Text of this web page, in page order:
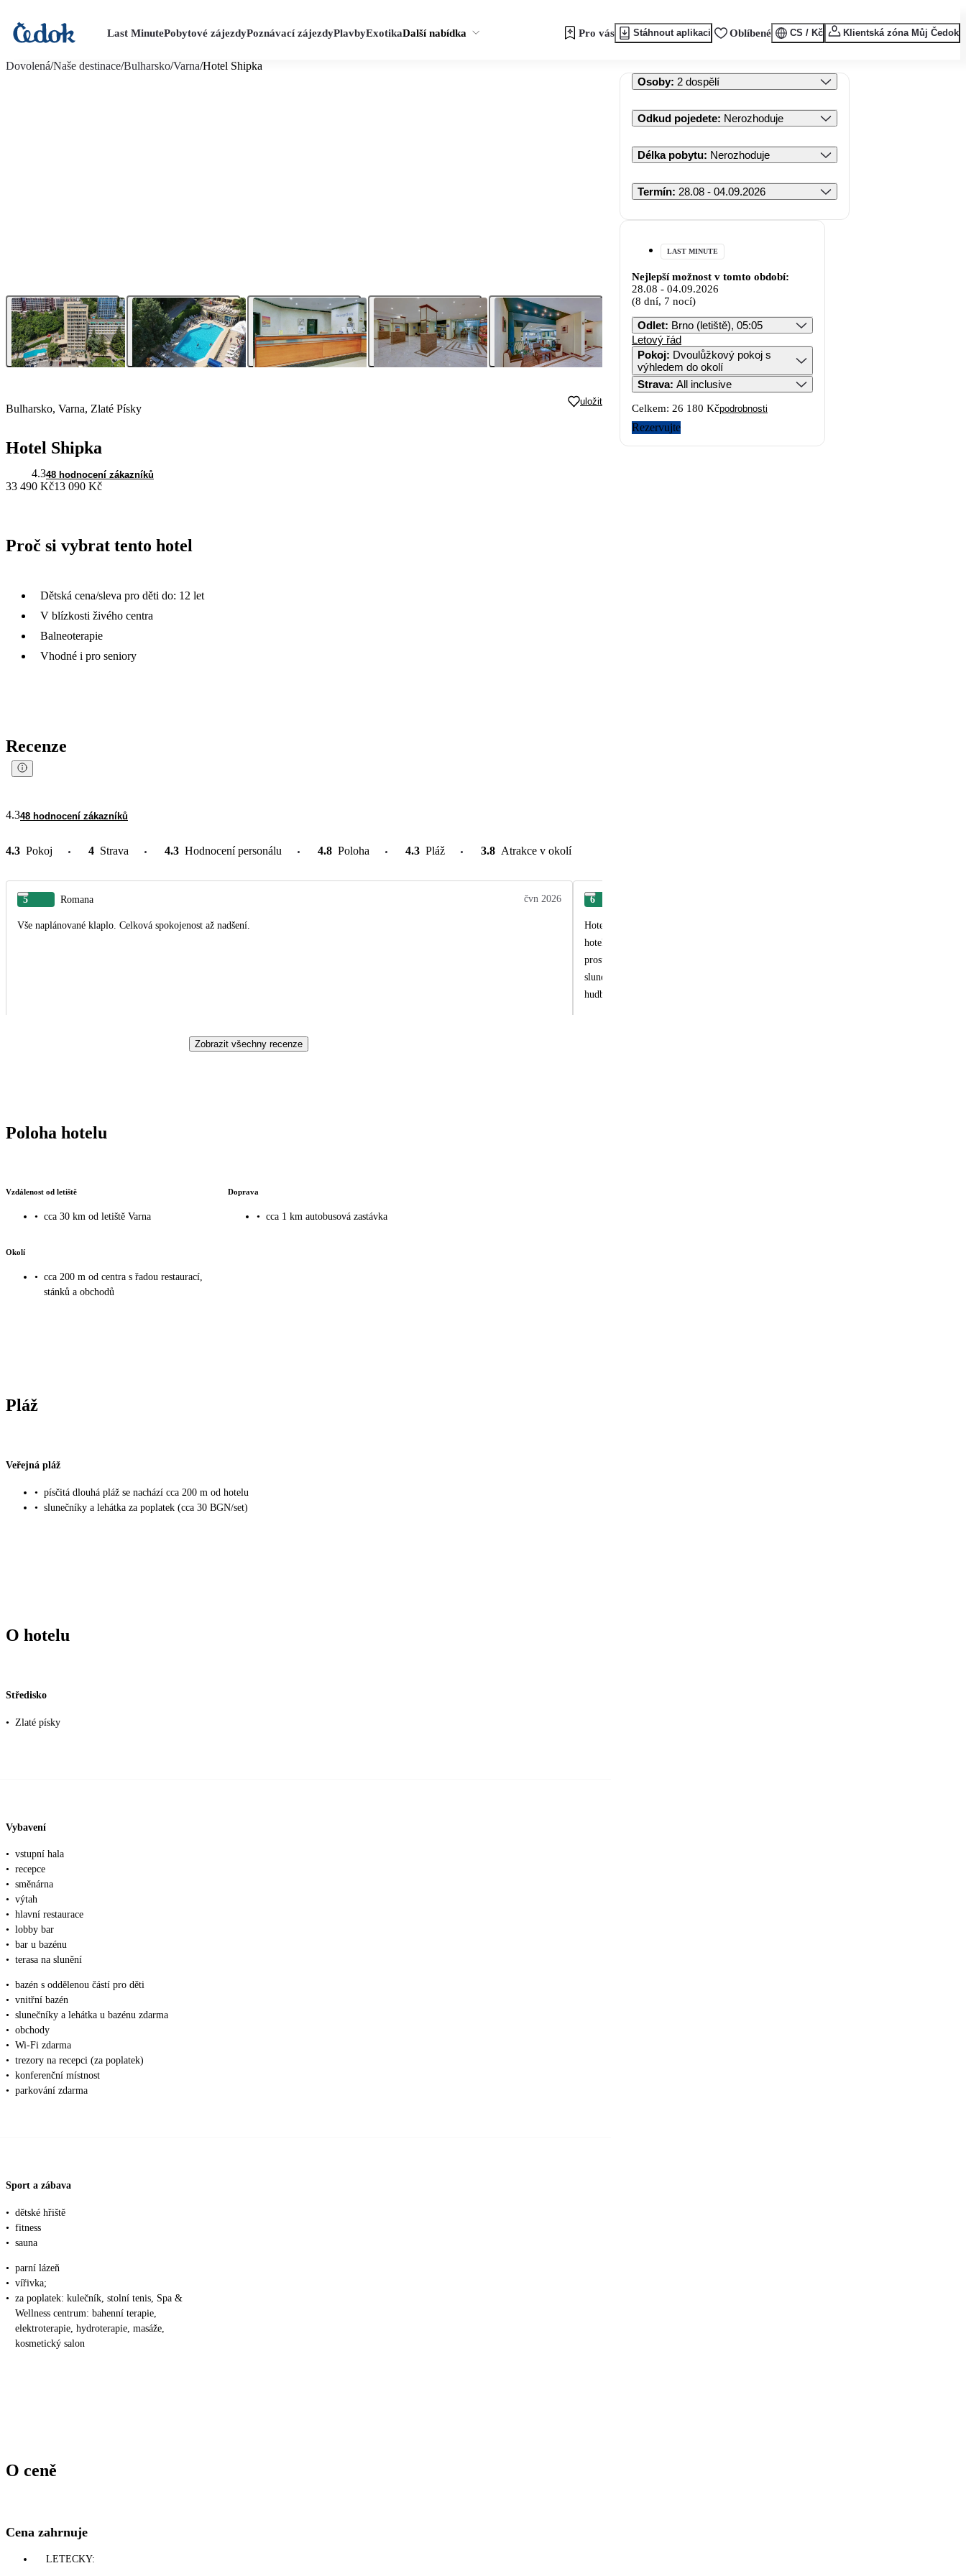
Last MinutePobytové zájezdyPoznávací zájezdyPlavbyExotikaDalší nabídka Pro vás Stáhnout aplikaci Oblíbené CS / Kč Klientská zóna Můj Čedok
Dovolená/Naše destinace/Bulharsko/Varna/Hotel Shipka
Bulharsko, Varna, Zlaté Písky
uložit
Hotel Shipka
4.348 hodnocení zákazníků
33 490 Kč13 090 Kč
Proč si vybrat tento hotel
Dětská cena/sleva pro děti do: 12 let
V blízkosti živého centra
Balneoterapie
Vhodné i pro seniory
Recenze
4.348 hodnocení zákazníků
4.3 Pokoj 4 Strava 4.3 Hodnocení personálu 4.8 Poloha 4.3 Pláž 3.8 Atrakce v okolí
5 Romana čvn 2026
Vše naplánované klaplo. Celková spokojenost až nadšení.
6
Hotel Shipka je velmi dobre lokalizovan v nejrusnejsi casti rezortu Zlate Pisky. Pokoje jsou
hotelu je velmi pratelsky, vzdy vyresil mensi problemy, ktere se vyskytly. Hotel ma velky
prostorne restauraci byla vynikajici, velky vyber salatu, teplych jidel a moucniku. Plaz je
slunecniky jsou placene, 21 euro za set. Neni zadny animacni program, coz nam
hudba az do pozdni noci, ne vsak v nasem okoli. S pobytem jsme byli velmi spokojeni a pri
Zobrazit všechny recenze
Poloha hotelu
Vzdálenost od letiště
• cca 30 km od letiště Varna
Doprava
• cca 1 km autobusová zastávka
Okolí
• cca 200 m od centra s řadou restaurací,
stánků a obchodů
Pláž
Veřejná pláž
• písčitá dlouhá pláž se nachází cca 200 m od hotelu
• slunečníky a lehátka za poplatek (cca 30 BGN/set)
O hotelu
Středisko
• Zlaté písky
Vybavení
• vstupní hala
• recepce
• směnárna
• výtah
• hlavní restaurace
• lobby bar
• bar u bazénu
• terasa na slunění
• bazén s oddělenou částí pro děti
• vnitřní bazén
• slunečníky a lehátka u bazénu zdarma
• obchody
• Wi-Fi zdarma
• trezory na recepci (za poplatek)
• konferenční místnost
• parkování zdarma
Sport a zábava
• dětské hřiště
• fitness
• sauna
• parní lázeň
• vířivka;
• za poplatek: kulečník, stolní tenis, Spa &
Wellness centrum: bahenní terapie,
elektroterapie, hydroterapie, masáže,
kosmetický salon
O ceně
Cena zahrnuje
LETECKY:
Osoby: 2 dospělí
Odkud pojedete: Nerozhoduje
Délka pobytu: Nerozhoduje
Termín: 28.08 - 04.09.2026
LAST MINUTE
Nejlepší možnost v tomto období:
28.08 - 04.09.2026
(8 dní, 7 nocí)
Odlet: Brno (letiště), 05:05
Letový řád
Pokoj: Dvoulůžkový pokoj s
výhledem do okolí
Strava: All inclusive
Celkem: 26 180 Kčpodrobnosti
Rezervujte